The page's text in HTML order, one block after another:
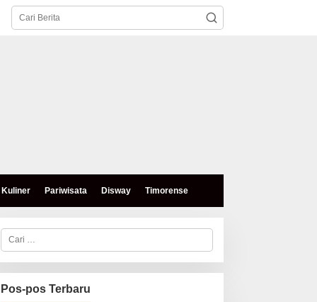
Kuliner Pariwisata Disway Timorense
C
r
i
u
nPos-pos Terbaru